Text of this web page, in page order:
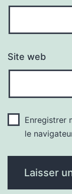
Site web
Enregistrer
le